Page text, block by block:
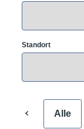
Standort
Alle